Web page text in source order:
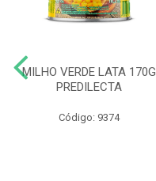
MILHO VERDE LATA 170G
PREDILECTA
Código: 9374